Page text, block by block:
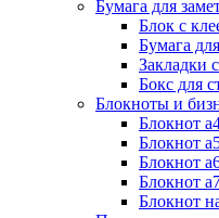
Бумага для
Блок с
Бумага
Закладки
Бокс для
Блокноты и
Блокнот
Блокнот
Блокнот
Блокнот
Блокнот